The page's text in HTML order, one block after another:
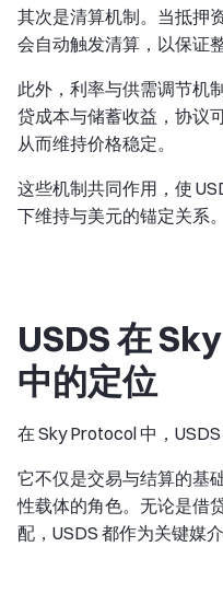
其次是清算机制。当抵押
会自动触发清算，以保证
此外，利率与供需调节机
贷成本与储蓄收益，协议
从而维持价格稳定。
这些机制共同作用，使
下维持与美元的锚定关系。
USDS 在
中的定位
在 Sky Protocol 中，
它不仅是交易与结算的基
性载体的角色。无论是借
配，USDS 都作为关键媒介